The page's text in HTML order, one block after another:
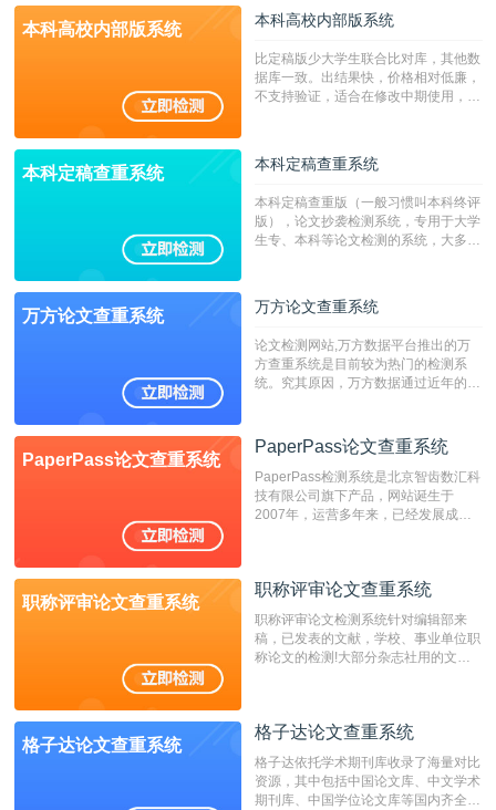
本科高校内部版系统 本科高校内部版系统
比定稿版少大学生联合比对库，其他数
据库一致。出结果快，价格相对低廉，
不支持验证，适合在修改中期使用，定
本科定稿查重系统 本科定稿查重系统
本科定稿查重版（一般习惯叫本科终评
版），论文抄袭检测系统，专用于大学
生专、本科等论文检测的系统，大多数
万方论文查重系统 万方论文查重系统
论文检测网站,万方数据平台推出的万
方查重系统是目前较为热门的检测系
统。究其原因，万方数据通过近年的发
检测系统，其真实性和权威性无可厚
非。其次，相对于知网而言，万方检测
费用少，上手容易，是学生初次论文查
重的推荐系统。
PaperPass论文查重系统
PaperPass论文查重系统
PaperPass检测系统是北京智齿数汇科
技有限公司旗下产品，网站诞生于
2007年，运营多年来，已经发展成为
检测速度快、精度高，市场反映良好。
职称评审论文查重系统
职称评审论文查重系统
职称评审论文检测系统针对编辑部来
稿，已发表的文献，学校、事业单位职
称论文的检测!大部分杂志社用的文献
编辑部检测来稿和已发表的文献,检测
测时注意填写第一作者,才能排除已发
表文献复制比。（限制字符数1万）
格子达论文查重系统
格子达论文查重系统
格子达依托学术期刊库收录了海量对比
资源，其中包括中国论文库、中文学术
期刊库、中国学位论文库等国内齐全的